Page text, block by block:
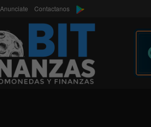
Anunciate Contactanos